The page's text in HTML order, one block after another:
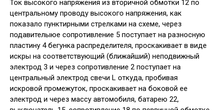
Ток высокого напряжения из вторичной обмотки 12 по
центральному проводу высокого напряжения, как
показало пунктирными стрелками на схеме, через
подавителыюе сопротивление 5 поступает на разносную
пластину 4 бегунка распределителя, проскакивает в виде
искры на соответствующий (ближайший) неподвижный
электрод 3 и через сопротивление 2 поступает на
центральный электрод свечи L откуда, пробивая
искровой промежуток, проскакивает на боковой ее
электрод и через массу автомобиля, батарею 22,